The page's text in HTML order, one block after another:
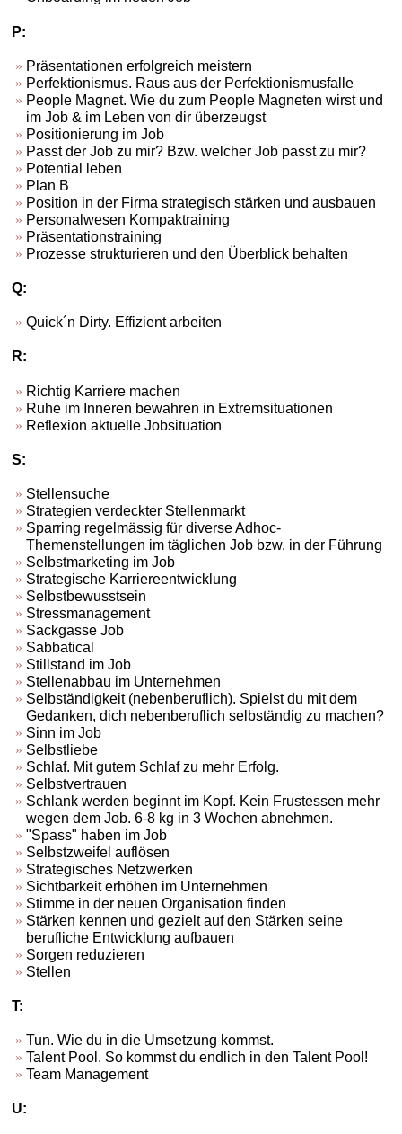
P:
Präsentationen erfolgreich meistern
Perfektionismus. Raus aus der Perfektionismusfalle
People Magnet. Wie du zum People Magneten wirst und
im Job & im Leben von dir überzeugst
Positionierung im Job
Passt der Job zu mir? Bzw. welcher Job passt zu mir?
Potential leben
Plan B
Position in der Firma strategisch stärken und ausbauen
Personalwesen Kompaktraining
Präsentationstraining
Prozesse strukturieren und den Überblick behalten
Q:
Quick´n Dirty. Effizient arbeiten
R:
Richtig Karriere machen
Ruhe im Inneren bewahren in Extremsituationen
Reflexion aktuelle Jobsituation
S:
Stellensuche
Strategien verdeckter Stellenmarkt
Sparring regelmässig für diverse Adhoc-
Themenstellungen im täglichen Job bzw. in der Führung
Selbstmarketing im Job
Strategische Karriereentwicklung
Selbstbewusstsein
Stressmanagement
Sackgasse Job
Sabbatical
Stillstand im Job
Stellenabbau im Unternehmen
Selbständigkeit (nebenberuflich). Spielst du mit dem
Gedanken, dich nebenberuflich selbständig zu machen?
Sinn im Job
Selbstliebe
Schlaf. Mit gutem Schlaf zu mehr Erfolg.
Selbstvertrauen
Schlank werden beginnt im Kopf. Kein Frustessen mehr
wegen dem Job. 6-8 kg in 3 Wochen abnehmen.
"Spass" haben im Job
Selbstzweifel auflösen
Strategisches Netzwerken
Sichtbarkeit erhöhen im Unternehmen
Stimme in der neuen Organisation finden
Stärken kennen und gezielt auf den Stärken seine
berufliche Entwicklung aufbauen
Sorgen reduzieren
Stellen
T:
Tun. Wie du in die Umsetzung kommst.
Talent Pool. So kommst du endlich in den Talent Pool!
Team Management
U: